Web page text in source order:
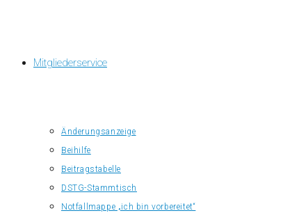
Mitgliederservice
Änderungsanzeige
Beihilfe
Beitragstabelle
DSTG-Stammtisch
Notfallmappe „ich bin vorbereitet“